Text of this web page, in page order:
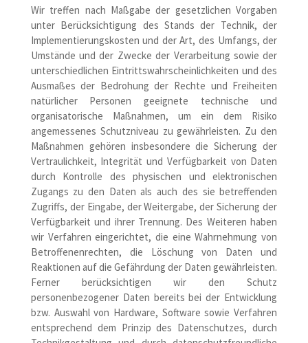
Wir treffen nach Maßgabe der gesetzlichen Vorgaben
unter Berücksichtigung des Stands der Technik, der
Implementierungskosten und der Art, des Umfangs, der
Umstände und der Zwecke der Verarbeitung sowie der
unterschiedlichen Eintrittswahrscheinlichkeiten und des
Ausmaßes der Bedrohung der Rechte und Freiheiten
natürlicher Personen geeignete technische und
organisatorische Maßnahmen, um ein dem Risiko
angemessenes Schutzniveau zu gewährleisten. Zu den
Maßnahmen gehören insbesondere die Sicherung der
Vertraulichkeit, Integrität und Verfügbarkeit von Daten
durch Kontrolle des physischen und elektronischen
Zugangs zu den Daten als auch des sie betreffenden
Zugriffs, der Eingabe, der Weitergabe, der Sicherung der
Verfügbarkeit und ihrer Trennung. Des Weiteren haben
wir Verfahren eingerichtet, die eine Wahrnehmung von
Betroffenenrechten, die Löschung von Daten und
Reaktionen auf die Gefährdung der Daten gewährleisten.
Ferner berücksichtigen wir den Schutz
personenbezogener Daten bereits bei der Entwicklung
bzw. Auswahl von Hardware, Software sowie Verfahren
entsprechend dem Prinzip des Datenschutzes, durch